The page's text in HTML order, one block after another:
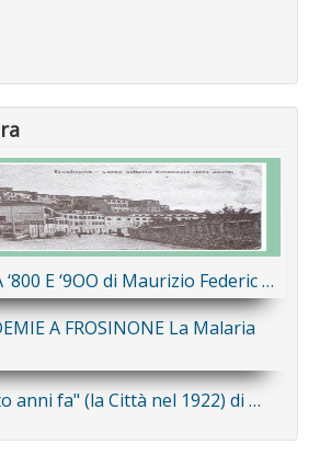
‘800 E ‘9OO di Maurizio Federic …
A FROSINONE La Malaria
anni fa" (la Città nel 1922) di …